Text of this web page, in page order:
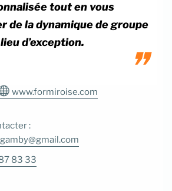
tout en vous
de la dynamique de groupe
d’exception.
www.formiroise.com
:
83 33